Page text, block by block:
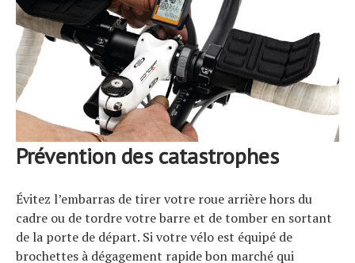
Prévention des catastrophes
Évitez l’embarras de tirer votre roue arrière hors du
cadre ou de tordre votre barre et de tomber en sortant
de la porte de départ. Si votre vélo est équipé de
brochettes à dégagement rapide bon marché qui
S
e
a
r
c
h
f
o
r
: